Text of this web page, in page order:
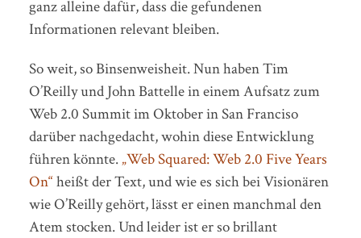
ganz alleine dafür, dass die gefundenen
Informationen relevant bleiben.
So weit, so Binsenweisheit. Nun haben Tim
O’Reilly und John Battelle in einem Aufsatz zum
Web 2.0 Summit im Oktober in San Franciso
darüber nachgedacht, wohin diese Entwicklung
führen könnte. „Web Squared: Web 2.0 Five Years
On“heißt der Text, und wie es sich bei Visionären
wie O’Reilly gehört, lässt er einen manchmal den
Atem stocken. Und leider ist er so brillant